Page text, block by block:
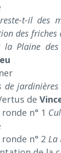
t-il des
des friches
la Plaine
de jardinières
de
n° 1
n° 2 La